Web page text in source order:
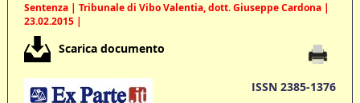
Sentenza | Tribunale di Vibo Valentia, dott. Giuseppe Cardona |
23.02.2015 |
Scarica documento
ISSN 2385-1376